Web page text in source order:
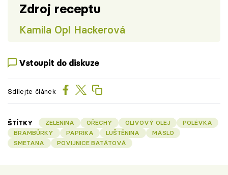
Zdroj receptu
Kamila Opl Hackerová
Vstoupit do diskuze
Sdílejte článek
ŠTÍTKY ZELENINA OŘECHY OLIVOVÝ OLEJ
POLÉVKA
BRAMBŮRKY
PAPRIKA LUŠTĚNINA
MÁSLO
SMETANA
POVIJNICE BATÁTOVÁ